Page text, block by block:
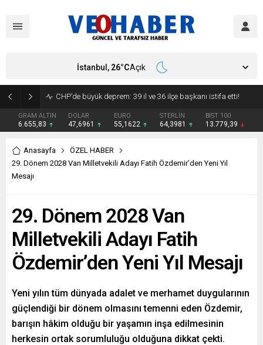
GRAM ALTIN
6.655,83
DOLAR
47,6961
EURO
55,1622
STERLİN
64,3981
BIST 100
13.779,39
İstanbul, 26°CAçık
Anasayfa
ÖZEL HABER
29. Dönem 2028 Van Milletvekili Adayı Fatih Özdemir’den Yeni Yıl
Mesajı
29. Dönem 2028 Van
Milletvekili Adayı Fatih
Özdemir’den Yeni Yıl Mesajı
Yeni yılın tüm dünyada adalet ve merhamet duygularının
güçlendiği bir dönem olmasını temenni eden Özdemir,
barışın hâkim olduğu bir yaşamın inşa edilmesinin
herkesin ortak sorumluluğu olduğuna dikkat çekti.